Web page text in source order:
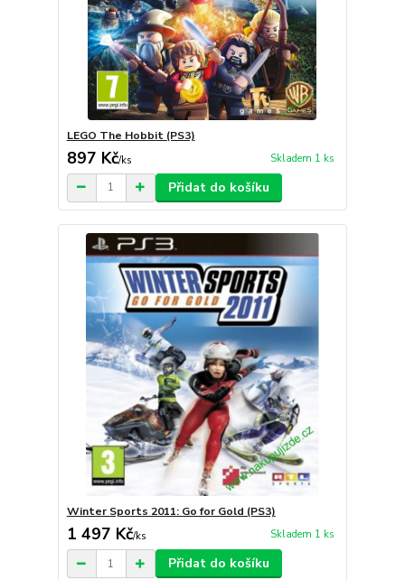
LEGO The Hobbit (PS3)
897 Kč/ks Skladem 1 ks
Přidat do košíku
Winter Sports 2011: Go for Gold (PS3)
1 497 Kč/ks Skladem 1 ks
Přidat do košíku